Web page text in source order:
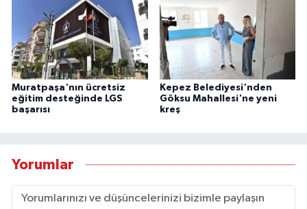
Muratpaşa'nın ücretsiz
eğitim desteğinde LGS
başarısı
Kepez Belediyesi'nden
Göksu Mahallesi'ne yeni
kreş
Yorumlar